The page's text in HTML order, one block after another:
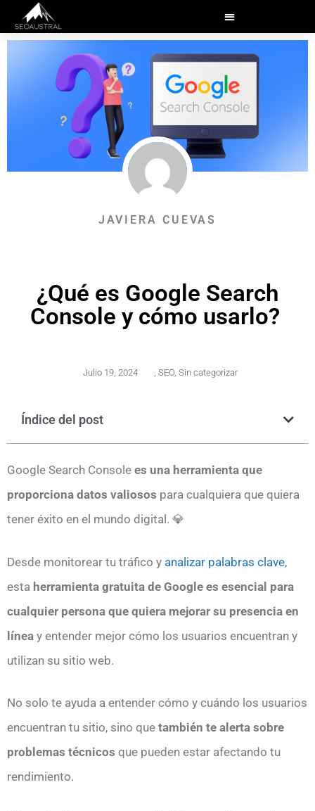
JAVIERA CUEVAS
¿Qué es Google Search
Console y cómo usarlo?
Julio 19, 2024 , SEO, Sin categorizar
Índice del post
Google Search Console es una herramienta que
proporciona datos valiosos para cualquiera que quiera
tener éxito en el mundo digital. 💎
Desde monitorear tu tráfico y analizar palabras clave,
esta herramienta gratuita de Google es esencial para
cualquier persona que quiera mejorar su presencia en
línea y entender mejor cómo los usuarios encuentran y
utilizan su sitio web.
No solo te ayuda a entender cómo y cuándo los usuarios
encuentran tu sitio, sino que también te alerta sobre
problemas técnicos que pueden estar afectando tu
rendimiento.